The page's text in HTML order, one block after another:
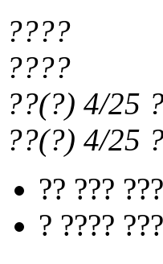
????
????
??(?) 4/25
??(?) 4/25
?? ???
? ????